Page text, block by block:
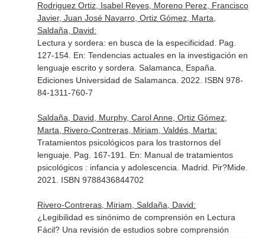
Rodriguez Ortiz, Isabel Reyes, Moreno Perez, Francisco
Javier, Juan José Navarro, Ortiz Gómez, Marta,
Saldaña, David:
Lectura y sordera: en busca de la especificidad. Pag.
127-154. En: Tendencias actuales en la investigación en
lenguaje escrito y sordera . Salamanca, España.
Ediciones Universidad de Salamanca. 2022. ISBN 978-
84-1311-760-7
Saldaña, David, Murphy, Carol Anne, Ortiz Gómez,
Marta, Rivero-Contreras, Miriam, Valdés, Marta:
Tratamientos psicológicos para los trastornos del
lenguaje. Pag. 167-191. En: Manual de tratamientos
psicológicos : infancia y adolescencia . Madrid. Pir?Mide.
2021. ISBN 9788436844702
Rivero-Contreras, Miriam, Saldaña, David:
¿Legibilidad es sinónimo de comprensión en Lectura
Fácil? Una revisión de estudios sobre comprensión